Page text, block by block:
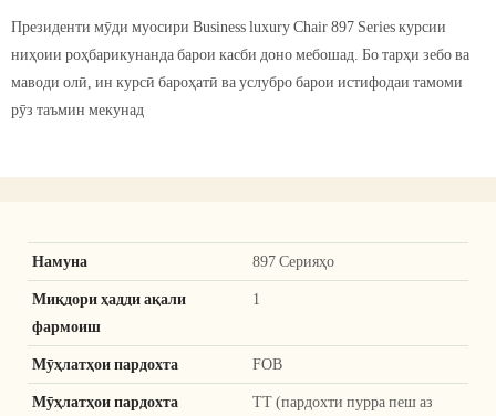
Президенти мӯди муосири Business luxury Chair 897 Series курсии
ниҳоии роҳбарикунанда барои касби доно мебошад. Бо тарҳи зебо ва
маводи олӣ, ин курсӣ бароҳатӣ ва услубро барои истифодаи тамоми
рӯз таъмин мекунад
Намуна 897 Серияҳо
Миқдори ҳадди ақали
фармоиш
1
Мӯҳлатҳои пардохта FOB
Мӯҳлатҳои пардохта
TT (пардохти пурра пеш аз